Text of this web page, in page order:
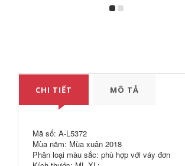
CHI TIẾT MÔ TẢ
Mã số: A-L5372
Mùa năm: Mùa xuân 2018
Phân loại màu sắc: phù hợp với váy đơn